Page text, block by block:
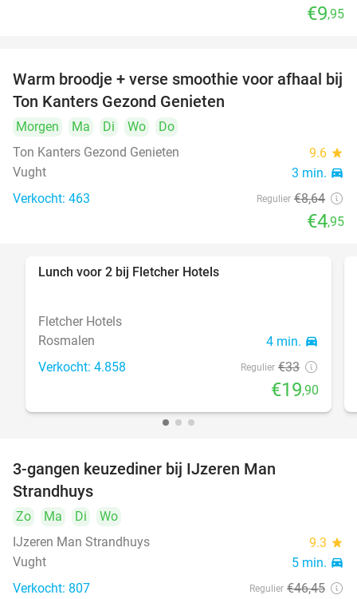
€9,95
43%
Warm broodje + verse smoothie voor afhaal bij
Ton Kanters Gezond Genieten
Morgen Ma Di Wo
Do
Ton Kanters Gezond Genieten
9.6 star
Vught 3 min. directions_car
Verkocht: 463 Regulier €8,64
€4,95
Lunch voor 2 bij Fletcher Hotels
Fletcher Hotels
Rosmalen
4 min. directions_car
Verkocht: 4.858 Regulier €33
€19,90
3-gangen keuzediner bij IJzeren Man
Strandhuys
Zo Ma Di
Wo
IJzeren Man Strandhuys
9.3 star
Vught 5 min. directions_car
Verkocht: 807 Regulier €46,45